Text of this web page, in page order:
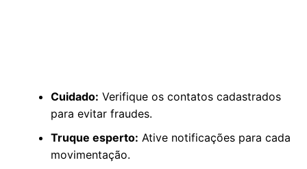
Cuidado: Verifique os contatos cadastrados
para evitar fraudes.
Truque esperto: Ative notificações para cada
movimentação.